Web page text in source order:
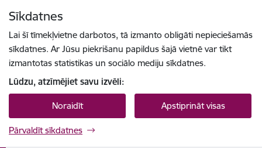
Sīkdatnes
Lai šī tīmekļvietne darbotos, tā izmanto obligāti nepieciešamās
sīkdatnes. Ar Jūsu piekrišanu papildus šajā vietnē var tikt
izmantotas statistikas un sociālo mediju sīkdatnes.
Lūdzu, atzīmējiet savu izvēli:
Noraidīt Apstiprināt visas
Pārvaldīt sīkdatnes